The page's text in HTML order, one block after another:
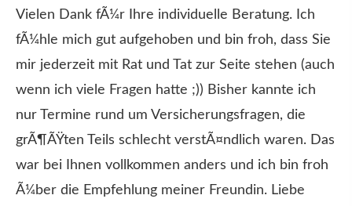
Vielen Dank fÃ¼r Ihre individuelle Beratung. Ich
fÃ¼hle mich gut aufgehoben und bin froh, dass Sie
mir jederzeit mit Rat und Tat zur Seite stehen (auch
wenn ich viele Fragen hatte ;)) Bisher kannte ich
nur Termine rund um Versicherungsfragen, die
grÃ¶ÃŸten Teils schlecht verstÃ¤ndlich waren. Das
war bei Ihnen vollkommen anders und ich bin froh
Ã¼ber die Empfehlung meiner Freundin. Liebe